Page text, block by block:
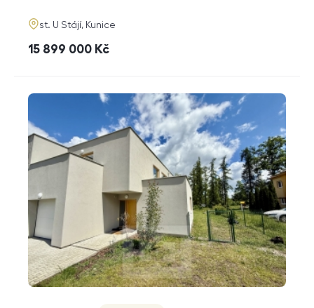
adresa
st. U Stájí, Kunice
cena
15 899 000 Kč